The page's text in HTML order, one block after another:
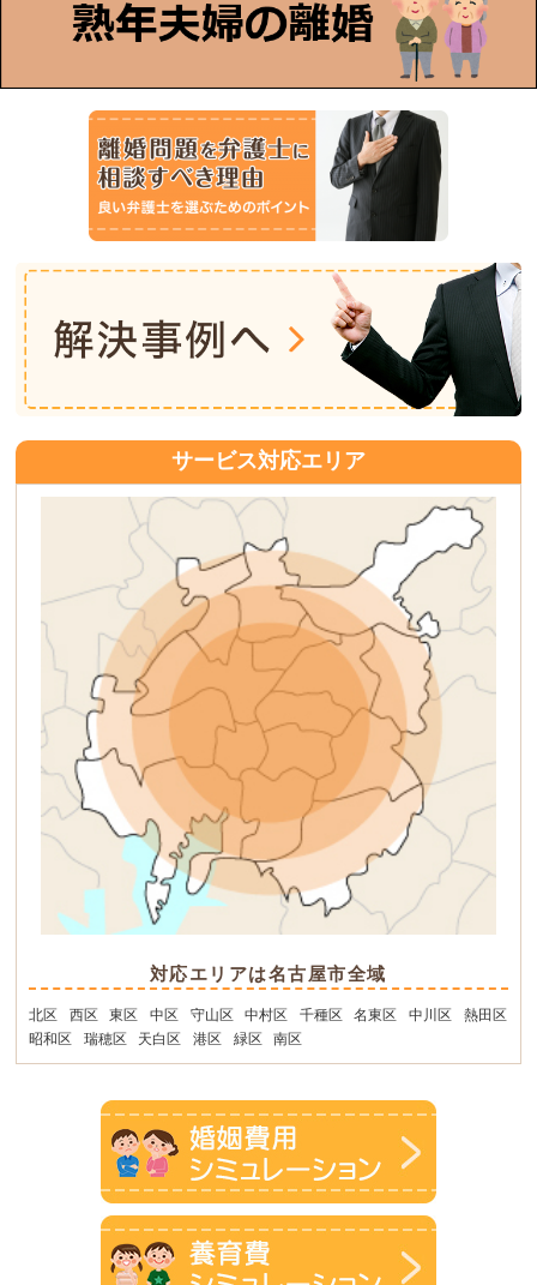
サービス対応エリア
対応エリアは名古屋市全域
北区 西区 東区 中区 守山区 中村区 千種区 名東区 中川区
熱田区
昭和区
瑞穂区 天白区 港区 緑区 南区